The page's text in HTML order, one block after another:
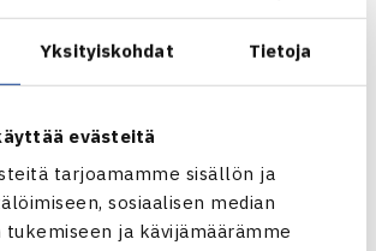
Yksityiskohdat Tietoja
evästeitä
tarjoamamme sisällön ja
sosiaalisen median
tukemiseen ja kävijämäärämme
karsinnan kolmannen kierroksen
parina on Ruotsin Johanna Larsson.
Barnstaplessa